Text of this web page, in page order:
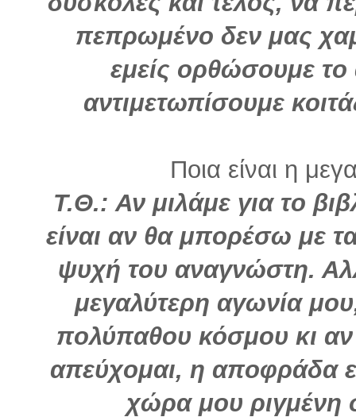
πεπρωμένο δεν μας
εμείς ορθώσουμε
αντιμετωπίσουμε
Ποια είναι η
Τ.Θ.: Αν μιλάμε για το
είναι αν θα μπορέσω με
ψυχή του αναγνώστη.
μεγαλύτερη αγωνία
πολύπαθου κόσμου κι αν
απεύχομαι, η αποφράδα
χώρα μου ριγμένη